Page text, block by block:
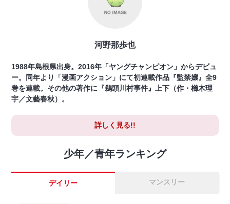
河野那歩也
1988年島根県出身。2016年「ヤングチャンピオン」からデビュ
ー。同年より「漫画アクション」にて初連載作品『監禁嬢』全9
巻を連載。その他の著作に『鵜頭川村事件』上下（作・櫛木理
宇／文藝春秋）。
詳しく見る!!
少年／青年ランキング
デイリー マンスリー